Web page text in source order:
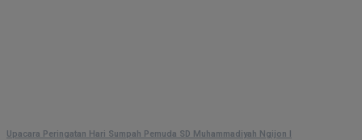
Upacara Peringatan Hari Sumpah Pemuda SD Muhammadiyah Ngijon I